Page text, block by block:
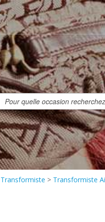
> Transformiste